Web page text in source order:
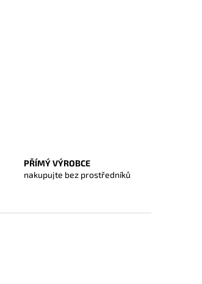
PŘÍMÝ VÝROBCE
nakupujte bez prostředníků